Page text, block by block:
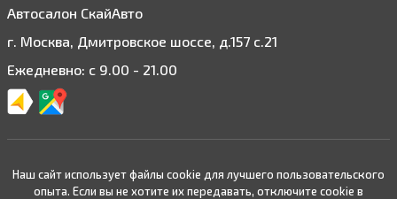
Автосалон СкайАвто
г. Москва, Дмитровское шоссе, д.157 с.21
Ежедневно: с 9.00 - 21.00
Наш сайт использует файлы cookie для лучшего пользовательского
опыта. Если вы не хотите их передавать, отключите cookie в